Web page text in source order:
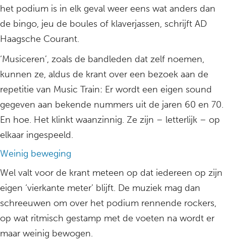
het podium is in elk geval weer eens wat anders dan
de bingo, jeu de boules of klaverjassen, schrijft AD
Haagsche Courant.
‘Musiceren’, zoals de bandleden dat zelf noemen,
kunnen ze, aldus de krant over een bezoek aan de
repetitie van Music Train: Er wordt een eigen sound
gegeven aan bekende nummers uit de jaren 60 en 70.
En hoe. Het klinkt waanzinnig. Ze zijn – letterlijk – op
elkaar ingespeeld.
Weinig beweging
Wel valt voor de krant meteen op dat iedereen op zijn
eigen ‘vierkante meter’ blijft. De muziek mag dan
schreeuwen om over het podium rennende rockers,
op wat ritmisch gestamp met de voeten na wordt er
maar weinig bewogen.